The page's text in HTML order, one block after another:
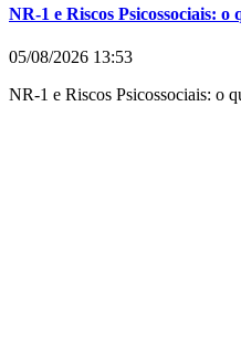
NR-1 e Riscos Psicossociais:
05/08/2026 13:53
NR-1 e Riscos Psicossociais: o